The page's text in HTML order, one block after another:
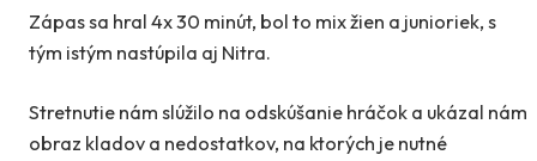
Zápas sa hral 4x 30 minút, bol to mix žien a junioriek, s
tým istým nastúpila aj Nitra.
Stretnutie nám slúžilo na odskúšanie hráčok a ukázal nám
obraz kladov a nedostatkov, na ktorých je nutné